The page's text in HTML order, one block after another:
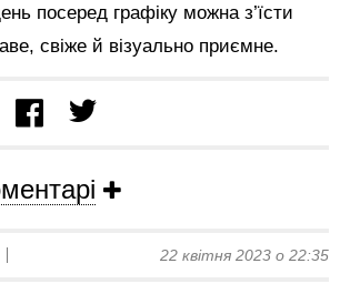
посеред графіку можна з’їсти
свіже й візуально приємне.
22 квітня 2023 о 22:35